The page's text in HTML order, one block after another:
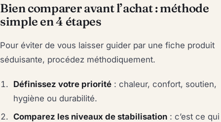
Bien comparer avant l’achat : méthode
simple en 4 étapes
Pour éviter de vous laisser guider par une fiche produit
séduisante, procédez méthodiquement.
Définissez votre priorité : chaleur, confort, soutien,
hygiène ou durabilité.
Comparez les niveaux de stabilisation : c’est ce qui